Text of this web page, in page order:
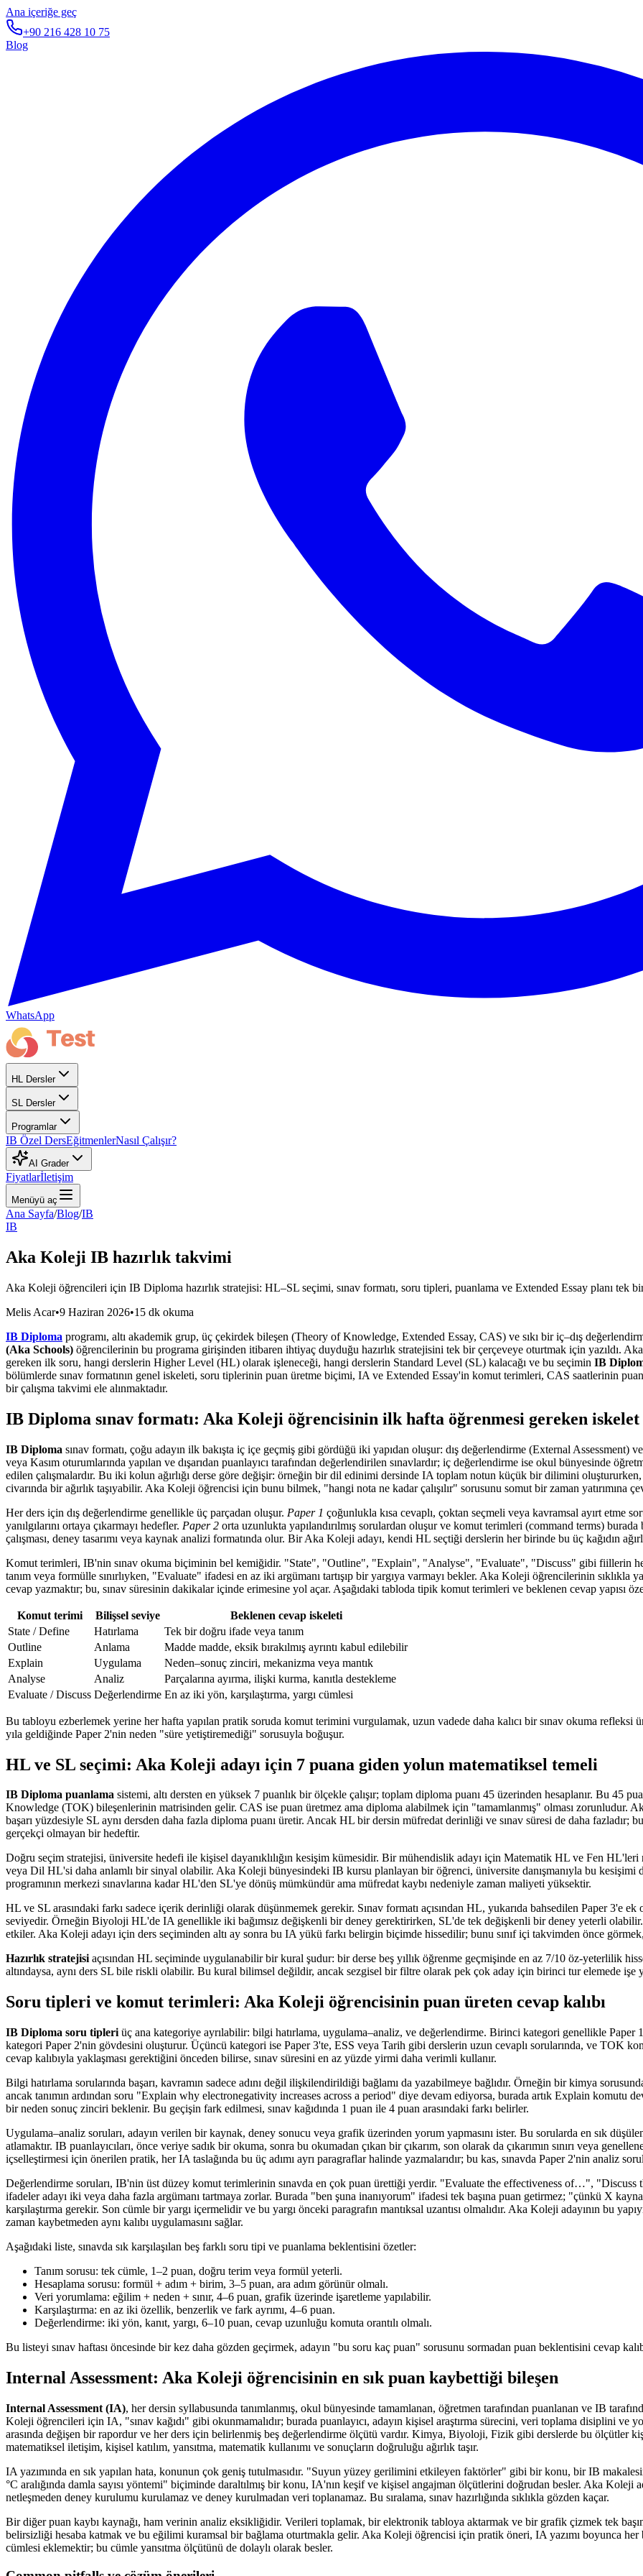
Ana içeriğe geç
+90 216 428 10 75
Blog
WhatsApp
HL Dersler
SL Dersler
Programlar
IB Özel DersEğitmenlerNasıl Çalışır?
AI Grader
Fiyatlarİletişim
Menüyü aç
Ana Sayfa/Blog/IB
IB
Aka Koleji IB hazırlık takvimi
Aka Koleji öğrencileri için IB Diploma hazırlık stratejisi: HL–SL seçimi, sınav formatı, soru tipleri, puanlama ve Extended Essay planı tek
Melis Acar•9 Haziran 2026•15 dk okuma
IB Diploma programı, altı akademik grup, üç çekirdek bileşen (Theory of Knowledge, Extended Essay, CAS) ve sıkı bir iç–dış
(Aka Schools) öğrencilerinin bu programa girişinden itibaren ihtiyaç duyduğu hazırlık stratejisini tek bir çerçeveye oturtmak için yazıldı.
gereken ilk soru, hangi derslerin Higher Level (HL) olarak işleneceği, hangi derslerin Standard Level (SL) kalacağı ve bu seçimin IB
bölümlerde sınav formatının genel iskeleti, soru tiplerinin puan üretme biçimi, IA ve Extended Essay'in komut terimleri, CAS saatlerinin
bir çalışma takvimi ele alınmaktadır.
IB Diploma sınav formatı: Aka Koleji öğrencisinin ilk hafta öğrenmesi gereken iskelet
IB Diploma sınav formatı, çoğu adayın ilk bakışta iç içe geçmiş gibi gördüğü iki yapıdan oluşur: dış değerlendirme (External Assessment)
veya Kasım oturumlarında yapılan ve dışarıdan puanlayıcı tarafından değerlendirilen sınavlardır; iç değerlendirme ise okul bünyesinde
edilen çalışmalardır. Bu iki kolun ağırlığı derse göre değişir: örneğin bir dil edinimi dersinde IA toplam notun küçük bir dilimini
civarında bir ağırlık taşıyabilir. Aka Koleji öğrencisi için bunu bilmek, "hangi nota ne kadar çalışılır" sorusunu somut bir zaman yatırımına
Her ders için dış değerlendirme genellikle üç parçadan oluşur. Paper 1 çoğunlukla kısa cevaplı, çoktan seçmeli veya kavramsal ayırt etme
yanılgılarını ortaya çıkarmayı hedefler. Paper 2 orta uzunlukta yapılandırılmış sorulardan oluşur ve komut terimleri (command terms)
çalışması, deney tasarımı veya kaynak analizi formatında olur. Bir Aka Koleji adayı, kendi HL seçtiği derslerin her birinde bu üç kağıdın
Komut terimleri, IB'nin sınav okuma biçiminin bel kemiğidir. "State", "Outline", "Explain", "Analyse", "Evaluate", "Discuss" gibi fiillerin
tanım veya formülle sınırlıyken, "Evaluate" ifadesi en az iki argümanı tartışıp bir yargıya varmayı bekler. Aka Koleji öğrencilerinin
cevap yazmaktır; bu, sınav süresinin dakikalar içinde erimesine yol açar. Aşağıdaki tabloda tipik komut terimleri ve beklenen cevap yapısı
Komut terimi Bilişsel seviye
Beklenen cevap iskeleti
State / Define
Hatırlama
Tek bir doğru ifade veya tanım
Outline
Anlama
Madde madde, eksik bırakılmış ayrıntı kabul edilebilir
Explain
Uygulama
Neden–sonuç zinciri, mekanizma veya mantık
Analyse
Analiz
Parçalarına ayırma, ilişki kurma, kanıtla destekleme
Evaluate / Discuss Değerlendirme En az iki yön, karşılaştırma, yargı cümlesi
Bu tabloyu ezberlemek yerine her hafta yapılan pratik soruda komut terimini vurgulamak, uzun vadede daha kalıcı bir sınav okuma refleksi
yıla geldiğinde Paper 2'nin neden "süre yetiştiremediği" sorusuyla boğuşur.
HL ve SL seçimi: Aka Koleji adayı için 7 puana giden yolun matematiksel temeli
IB Diploma puanlama sistemi, altı dersten en yüksek 7 puanlık bir ölçekle çalışır; toplam diploma puanı 45 üzerinden hesaplanır. Bu 45
Knowledge (TOK) bileşenlerinin matrisinden gelir. CAS ise puan üretmez ama diploma alabilmek için "tamamlanmış" olması zorunludur.
başarı yüzdesiyle SL aynı dersden daha fazla diploma puanı üretir. Ancak HL bir dersin müfredat derinliği ve sınav süresi de daha fazladır;
gerçekçi olmayan bir hedeftir.
Doğru seçim stratejisi, üniversite hedefi ile kişisel dayanıklılığın kesişim kümesidir. Bir mühendislik adayı için Matematik HL ve Fen
veya Dil HL'si daha anlamlı bir sinyal olabilir. Aka Koleji bünyesindeki IB kursu planlayan bir öğrenci, üniversite danışmanıyla bu kesişimi
programının merkezi sınavlarına kadar HL'den SL'ye dönüş mümkündür ama müfredat kaybı nedeniyle zaman maliyeti yüksektir.
HL ve SL arasındaki farkı sadece içerik derinliği olarak düşünmemek gerekir. Sınav formatı açısından HL, yukarıda bahsedilen Paper 3'e
seviyedir. Örneğin Biyoloji HL'de IA genellikle iki bağımsız değişkenli bir deney gerektirirken, SL'de tek değişkenli bir deney yeterli
etkiler. Aka Koleji adayı için ders seçiminden altı ay sonra bu IA yükü farkı belirgin biçimde hissedilir; bunu sınıf içi takvimden önce
Hazırlık stratejisiaçısından HL seçiminde uygulanabilir bir kural şudur: bir derse beş yıllık öğrenme geçmişinde en az 7/10 öz-yeterlilik
altındaysa, aynı ders SL bile riskli olabilir. Bu kural bilimsel değildir, ancak sezgisel bir filtre olarak pek çok aday için birinci tur elemede işe
Soru tipleri ve komut terimleri: Aka Koleji öğrencisinin puan üreten cevap kalıbı
IB Diploma soru tipleri üç ana kategoriye ayrılabilir: bilgi hatırlama, uygulama–analiz, ve değerlendirme. Birinci kategori genellikle
kategori Paper 2'nin gövdesini oluşturur. Üçüncü kategori ise Paper 3'te, ESS veya Tarih gibi derslerin uzun cevaplı sorularında, ve TOK
cevap kalıbıyla yaklaşması gerektiğini önceden bilirse, sınav süresini en az yüzde yirmi daha verimli kullanır.
Bilgi hatırlama sorularında başarı, kavramın sadece adını değil ilişkilendirildiği bağlamı da yazabilmeye bağlıdır. Örneğin bir kimya
ancak tanımın ardından soru "Explain why electronegativity increases across a period" diye devam ediyorsa, burada artık Explain komutu
bir neden sonuç zinciri beklenir. Bu geçişin fark edilmesi, sınav kağıdında 1 puan ile 4 puan arasındaki farkı belirler.
Uygulama–analiz soruları, adayın verilen bir kaynak, deney sonucu veya grafik üzerinden yorum yapmasını ister. Bu sorularda en sık
atlamaktır. IB puanlayıcıları, önce veriye sadık bir okuma, sonra bu okumadan çıkan bir çıkarım, son olarak da çıkarımın sınırı veya
içselleştirmesi için önerilen pratik, her IA taslağında bu üç adımı ayrı paragraflar halinde yazmalarıdır; bu kas, sınavda Paper 2'nin analiz
Değerlendirme soruları, IB'nin üst düzey komut terimlerinin sınavda en çok puan ürettiği yerdir. "Evaluate the effectiveness of…",
ifadeler adayı iki veya daha fazla argümanı tartmaya zorlar. Burada "ben şuna inanıyorum" ifadesi tek başına puan getirmez; "çünkü X
karşılaştırma gerekir. Son cümle bir yargı içermelidir ve bu yargı önceki paragrafın mantıksal uzantısı olmalıdır. Aka Koleji adayının bu
zaman kaybetmeden aynı kalıbı uygulamasını sağlar.
Aşağıdaki liste, sınavda sık karşılaşılan beş farklı soru tipi ve puanlama beklentisini özetler:
Tanım sorusu: tek cümle, 1–2 puan, doğru terim veya formül yeterli.
Hesaplama sorusu: formül + adım + birim, 3–5 puan, ara adım görünür olmalı.
Veri yorumlama: eğilim + neden + sınır, 4–6 puan, grafik üzerinde işaretleme yapılabilir.
Karşılaştırma: en az iki özellik, benzerlik ve fark ayrımı, 4–6 puan.
Değerlendirme: iki yön, kanıt, yargı, 6–10 puan, cevap uzunluğu komuta orantılı olmalı.
Bu listeyi sınav haftası öncesinde bir kez daha gözden geçirmek, adayın "bu soru kaç puan" sorusunu sormadan puan beklentisini cevap
Internal Assessment: Aka Koleji öğrencisinin en sık puan kaybettiği bileşen
Internal Assessment (IA), her dersin syllabusunda tanımlanmış, okul bünyesinde tamamlanan, öğretmen tarafından puanlanan ve IB
Koleji öğrencileri için IA, "sınav kağıdı" gibi okunmamalıdır; burada puanlayıcı, adayın kişisel araştırma sürecini, veri toplama disiplini
arasında değişen bir rapordur ve her ders için belirlenmiş beş değerlendirme ölçütü vardır. Kimya, Biyoloji, Fizik gibi derslerde bu ölçütler
matematiksel iletişim, kişisel katılım, yansıtma, matematik kullanımı ve sonuçların doğruluğu ağırlık taşır.
IA yazımında en sık yapılan hata, konunun çok geniş tutulmasıdır. "Suyun yüzey gerilimini etkileyen faktörler" gibi bir konu, bir IB
°C aralığında damla sayısı yöntemi" biçiminde daraltılmış bir konu, IA'nın keşif ve kişisel angajman ölçütlerini doğrudan besler. Aka
netleşmeden deney kurulumu kurulamaz ve deney kurulmadan veri toplanamaz. Bu sıralama, sınav hazırlığında sıklıkla gözden kaçar.
Bir diğer puan kaybı kaynağı, ham verinin analiz eksikliğidir. Verileri toplamak, bir elektronik tabloya aktarmak ve bir grafik çizmek tek
belirsizliği hesaba katmak ve bu eğilimi kuramsal bir bağlama oturtmakla gelir. Aka Koleji öğrencisi için pratik öneri, IA yazımı boyunca
cümlesi eklemektir; bu cümle yansıtma ölçütünü de dolaylı olarak besler.